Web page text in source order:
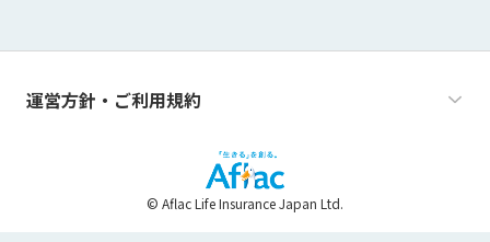
和歌山県
山口県
高知県
熊本県
運営方針・ご利用規約
© Aflac Life Insurance Japan Ltd.